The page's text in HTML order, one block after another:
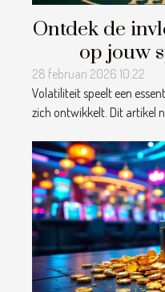
Ontdek de
op jouw
28 februari 2026 10:22
Volatiliteit speelt een
zich ontwikkelt. Dit artikel